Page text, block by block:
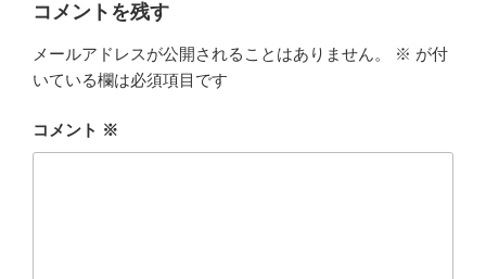
コメントを残す
メールアドレスが公開されることはありません。 ※ が付
いている欄は必須項目です
コメント ※